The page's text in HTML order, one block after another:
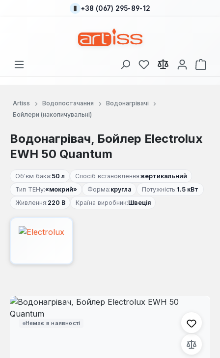
Перейти до основного вмісту
+38 (067) 295-89-12
У вас є 0 у списку
Artiss Водопостачання
Водонагрівачі
Бойлери (накопичувальні)
Водонагрівач, Бойлер Electrolux
EWH 50 Quantum
Об'єм бака:50 л Спосіб встановлення:вертикальний
Тип ТЕНу:«мокрий» Форма:кругла Потужність:1.5 кВт
Живлення:220 В Країна виробник:Швеція
Немає в наявності
Пропустити галерею зображень